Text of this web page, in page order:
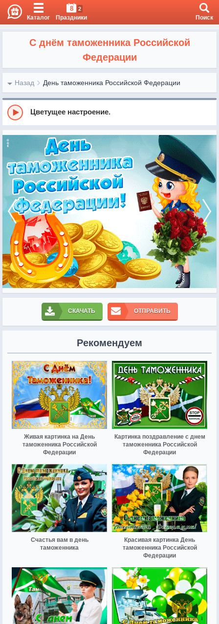
Каталог
8 2
Праздники Поиск
С днём таможенника Российской
Федерации
Назад День таможенника Российской Федерации
Цветущее настроение.
СКАЧАТЬ ОТПРАВИТЬ
Рекомендуем
Живая картинка на День
таможенника Российской
Федерации
Картинка поздравление с днем
таможенника Российской
Федерации
Счастья вам в день
таможенника
Красивая картинка День
таможенника Российской
Федерации